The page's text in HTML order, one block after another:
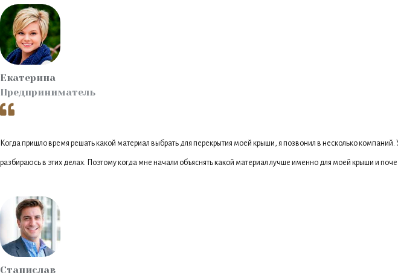
Екатерина
Предприниматель
Когда пришло время решать какой материал выбрать для перекрытия моей крыши, я позвонил в несколько
разбираюсь в этих делах. Поэтому когда мне начали объяснять какой материал лучше именно для моей крыши и
Станислав